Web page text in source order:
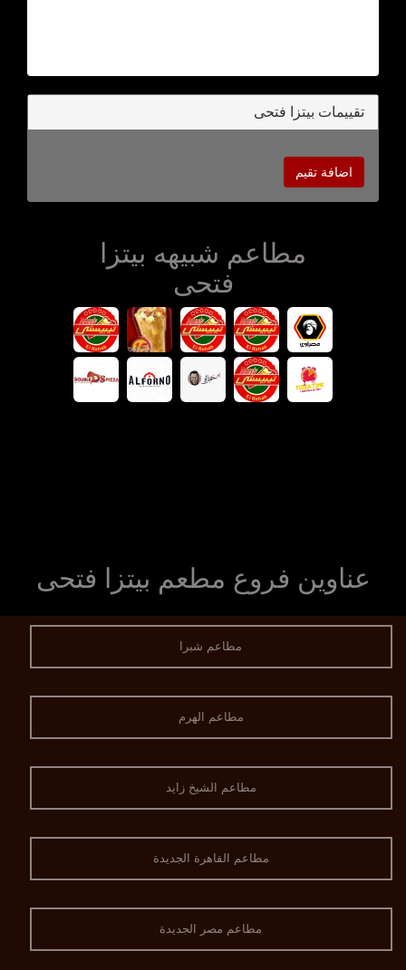
تقييمات بيتزا فتحى
اضافة تقيم
مطاعم شبيهه بيتزا
فتحى
عناوين فروع مطعم بيتزا فتحى
مطاعم شبرا
مطاعم الهرم
مطاعم الشيخ زايد
مطاعم القاهرة الجديدة
مطاعم مصر الجديدة